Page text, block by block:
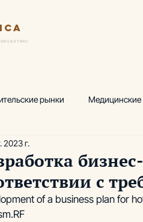
рынки
Горнолыжные комплексы
с
2023 г.
of a business plan for